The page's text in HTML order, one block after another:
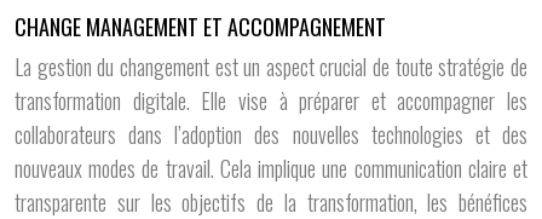
CHANGE MANAGEMENT ET ACCOMPAGNEMENT
La gestion du changement est un aspect crucial de toute stratégie de
transformation digitale. Elle vise à préparer et accompagner les
collaborateurs dans l’adoption des nouvelles technologies et des
nouveaux modes de travail. Cela implique une communication claire et
transparente sur les objectifs de la transformation, les bénéfices